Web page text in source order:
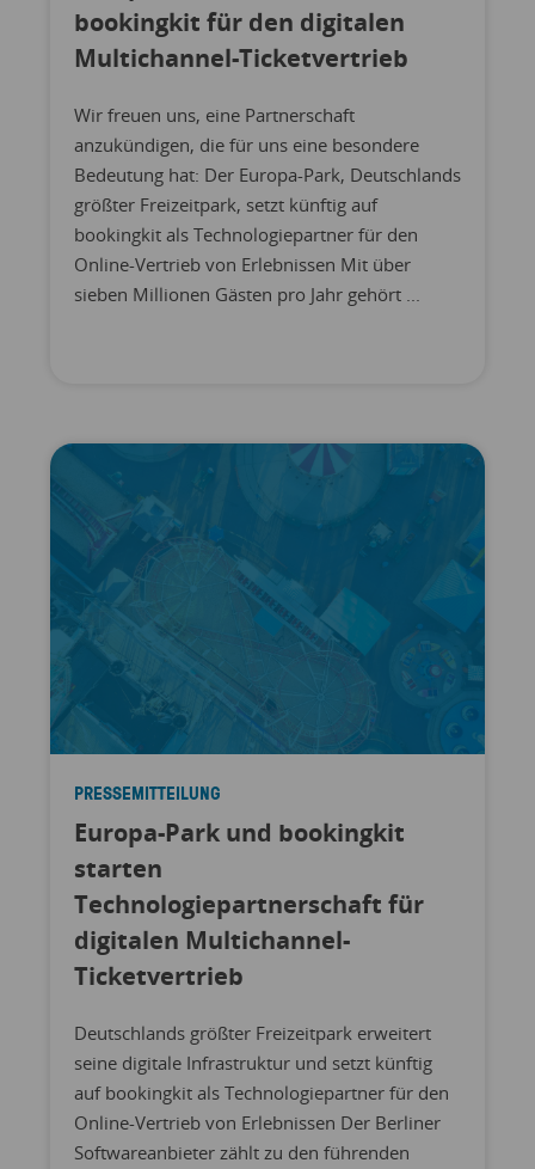
bookingkit für den digitalen
Multichannel-Ticketvertrieb
Wir freuen uns, eine Partnerschaft
anzukündigen, die für uns eine besondere
Bedeutung hat: Der Europa-Park, Deutschlands
größter Freizeitpark, setzt künftig auf
bookingkit als Technologiepartner für den
Online-Vertrieb von Erlebnissen Mit über
sieben Millionen Gästen pro Jahr gehört ...
PRESSEMITTEILUNG
Europa-Park und bookingkit
starten
Technologiepartnerschaft für
digitalen Multichannel-
Ticketvertrieb
Deutschlands größter Freizeitpark erweitert
seine digitale Infrastruktur und setzt künftig
auf bookingkit als Technologiepartner für den
Online-Vertrieb von Erlebnissen Der Berliner
Softwareanbieter zählt zu den führenden